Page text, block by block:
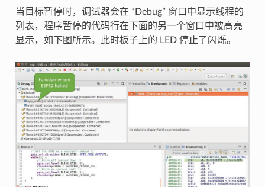
当目标暂停时，调试器会在 “Debug” 窗口中显示线程的
列表，程序暂停的代码行在下面的另一个窗口中被高亮
显示，如下图所示。此时板子上的 LED 停止了闪烁。